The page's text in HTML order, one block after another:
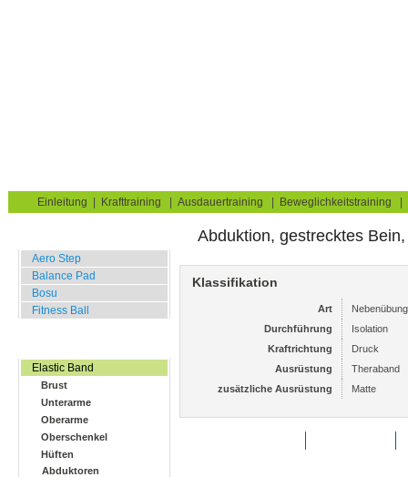
Einleitung Krafttraining Ausdauertraining Beweglichkeitstraining
Aero Step
Balance Pad
Bosu
Fitness Ball
Elastic Band
Brust
Unterarme
Oberarme
Oberschenkel
Hüften
Abduktoren
Abduktion, gestrecktes
Klassifikation
Art
Nebenübung
Durchführung
Isolation
Kraftrichtung
Druck
Ausrüstung
Theraband
zusätzliche Ausrüstung
Matte